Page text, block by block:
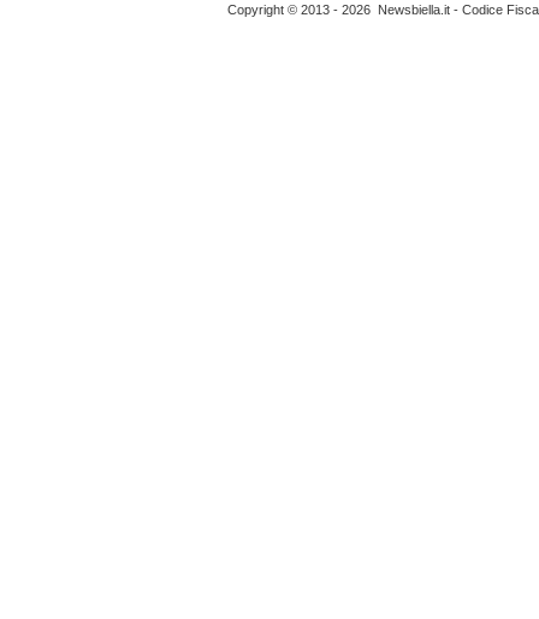
Copyright © 2013 - 2026 Newsbiella.it - Codice